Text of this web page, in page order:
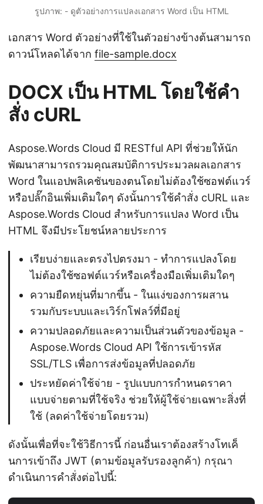
รูปภาพ: - ดูตัวอย่างการแปลงเอกสาร Word เป็น HTML
เอกสาร Word ตัวอย่างที่ใช้ในตัวอย่างข้างต้นสามารถ
ดาวน์โหลดได้จาก file-sample.docx
DOCX เป็น HTML โดยใช้คำ
สั่ง cURL
Aspose.Words Cloud มี RESTful API ที่ช่วยให้นัก
พัฒนาสามารถรวมคุณสมบัติการประมวลผลเอกสาร
Word ในแอปพลิเคชันของตนโดยไม่ต้องใช้ซอฟต์แวร์
หรือปลั๊กอินเพิ่มเติมใดๆ ดังนั้นการใช้คำสั่ง cURL และ
Aspose.Words Cloud สำหรับการแปลง Word เป็น
HTML จึงมีประโยชน์หลายประการ
เรียบง่ายและตรงไปตรงมา - ทำการแปลงโดย
ไม่ต้องใช้ซอฟต์แวร์หรือเครื่องมือเพิ่มเติมใดๆ
ความยืดหยุ่นที่มากขึ้น - ในแง่ของการผสาน
รวมกับระบบและเวิร์กโฟลว์ที่มีอยู่
ความปลอดภัยและความเป็นส่วนตัวของข้อมูล -
Aspose.Words Cloud API ใช้การเข้ารหัส
SSL/TLS เพื่อการส่งข้อมูลที่ปลอดภัย
ประหยัดค่าใช้จ่าย - รูปแบบการกำหนดราคา
แบบจ่ายตามที่ใช้จริง ช่วยให้ผู้ใช้จ่ายเฉพาะสิ่งที่
ใช้ (ลดค่าใช้จ่ายโดยรวม)
ดังนั้นเพื่อที่จะใช้วิธีการนี้ ก่อนอื่นเราต้องสร้างโทเค็
นการเข้าถึง JWT (ตามข้อมูลรับรองลูกค้า) กรุณา
ดำเนินการคำสั่งต่อไปนี้: